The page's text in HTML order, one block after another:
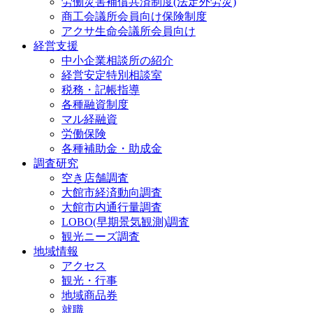
商工会議所会員向け保険制度
アクサ生命会議所会員向け
経営支援
中小企業相談所の紹介
経営安定特別相談室
税務・記帳指導
各種融資制度
マル経融資
労働保険
各種補助金・助成金
調査研究
空き店舗調査
大館市経済動向調査
大館市内通行量調査
LOBO(早期景気観測)調査
観光ニーズ調査
地域情報
アクセス
観光・行事
地域商品券
就職